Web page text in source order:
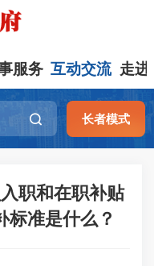
服务 互动交流 走进
长者模式
职和在职补贴
标准是什么？